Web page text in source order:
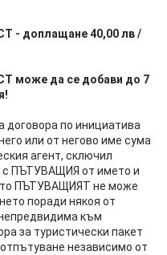
- доплащане 40,00 лв /
може да се добави до 7
договора по инициатива
или от негово име сума
агент, сключил
с ПЪТУВАЩИЯ от името и
ПЪТУВАЩИЯТ не може
поради някоя от
към
за туристически пакет
независимо от